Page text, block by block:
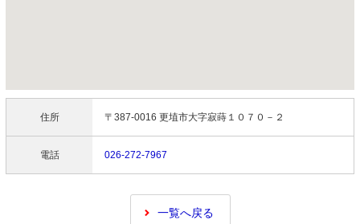
住所 〒387-0016 更埴市大字寂蒔１０７０－２
電話 026-272-7967
一覧へ戻る